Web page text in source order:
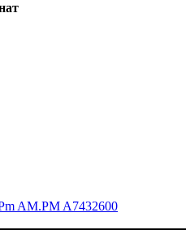
AM.PM A7432600